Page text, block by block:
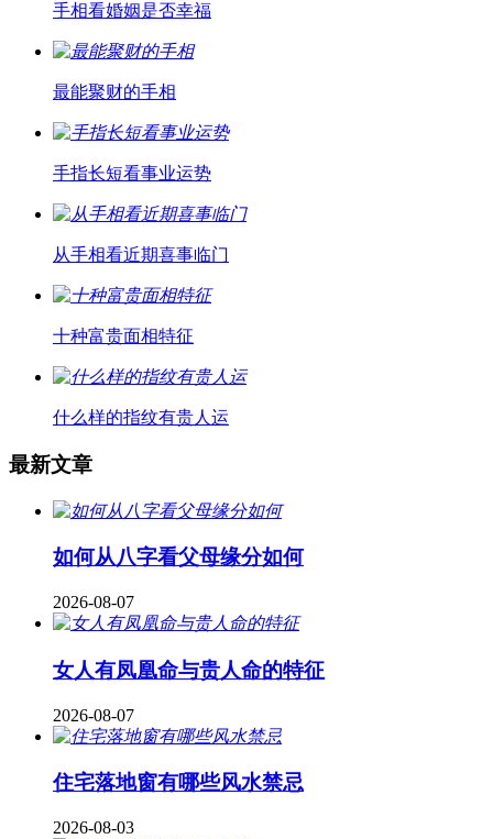
手相看婚姻是否幸福
最能聚财的手相
手指长短看事业运势
从手相看近期喜事临门
十种富贵面相特征
什么样的指纹有贵人运
最新文章
如何从八字看父母缘分如何
2026-08-07
女人有凤凰命与贵人命的特征
2026-08-07
住宅落地窗有哪些风水禁忌
2026-08-03